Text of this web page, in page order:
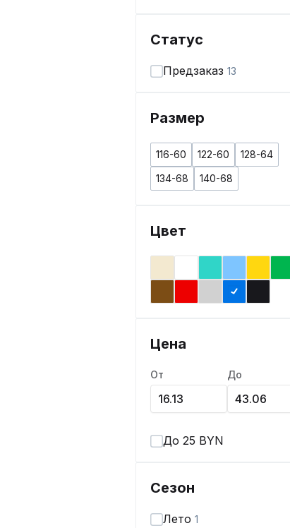
Статус
Предзаказ 13
Размер
116-60 122-60
128-64
134-68
140-68
Цвет
Цена
От До
До 25 BYN
Сезон
Лето 1